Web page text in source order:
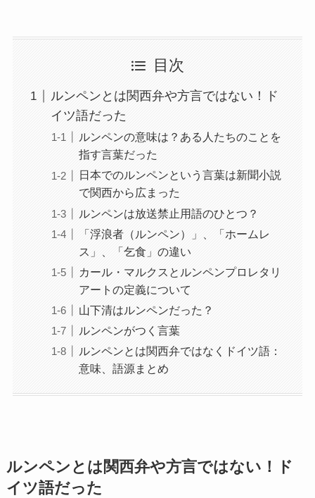
目次
ルンペンとは関西弁や方言ではない！ド
イツ語だった
ルンペンの意味は？ある人たちのことを
指す言葉だった
日本でのルンペンという言葉は新聞小説
で関西から広まった
ルンペンは放送禁止用語のひとつ？
「浮浪者（ルンペン）」、「ホームレ
ス」、「乞食」の違い
カール・マルクスとルンペンプロレタリ
アートの定義について
山下清はルンペンだった？
ルンペンがつく言葉
ルンペンとは関西弁ではなくドイツ語：
意味、語源まとめ
ルンペンとは関西弁や方言ではない！ド
イツ語だった